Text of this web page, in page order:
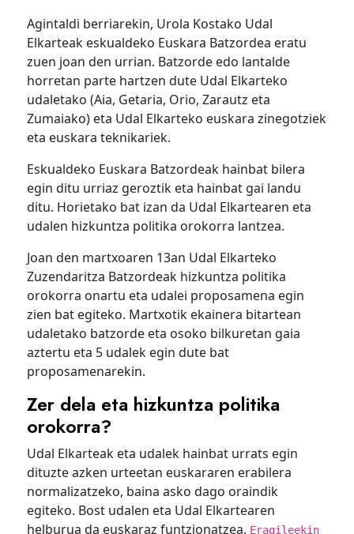
Agintaldi berriarekin, Urola Kostako Udal
Elkarteak eskualdeko Euskara Batzordea eratu
zuen joan den urrian. Batzorde edo lantalde
horretan parte hartzen dute Udal Elkarteko
udaletako (Aia, Getaria, Orio, Zarautz eta
Zumaiako) eta Udal Elkarteko euskara zinegotziek
eta euskara teknikariek.
Eskualdeko Euskara Batzordeak hainbat bilera
egin ditu urriaz geroztik eta hainbat gai landu
ditu. Horietako bat izan da Udal Elkartearen eta
udalen hizkuntza politika orokorra lantzea.
Joan den martxoaren 13an Udal Elkarteko
Zuzendaritza Batzordeak hizkuntza politika
orokorra onartu eta udalei proposamena egin
zien bat egiteko. Martxotik ekainera bitartean
udaletako batzorde eta osoko bilkuretan gaia
aztertu eta 5 udalek egin dute bat
proposamenarekin.
Zer dela eta hizkuntza politika
orokorra?
Udal Elkarteak eta udalek hainbat urrats egin
dituzte azken urteetan euskararen erabilera
normalizatzeko, baina asko dago oraindik
egiteko. Bost udalen eta Udal Elkartearen
helburua da euskaraz funtzionatzea. Eragileekin